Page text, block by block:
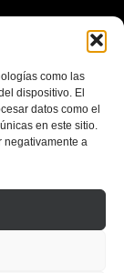
como las
dispositivo. El
datos como el
en este sitio.
negativamente a
y solución